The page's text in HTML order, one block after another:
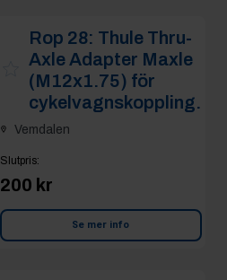
Rop 28: Thule Thru-
Axle Adapter Maxle
(M12x1.75) för
cykelvagnskoppling.
Vemdalen
Slutpris:
200 kr
Se mer info